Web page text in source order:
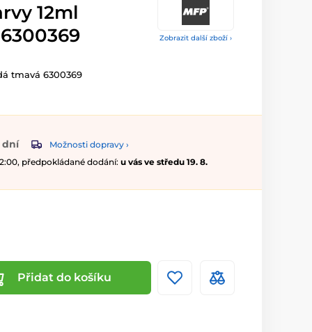
Zobrazit další zboží ›
12ml
tmavá 6300369
dní
Možnosti dopravy ›
předpokládané dodání: u vás ve středu 19. 8.
Přidat do košíku